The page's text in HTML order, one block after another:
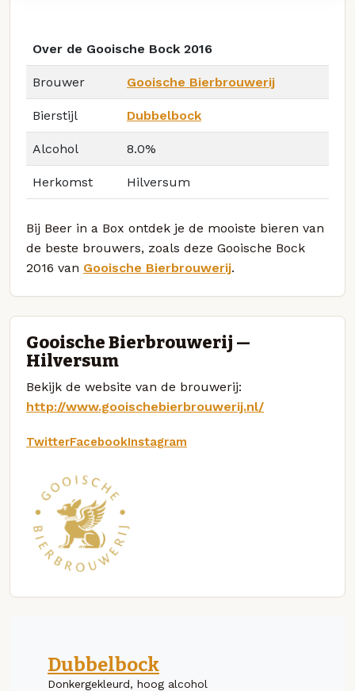
Over de Gooische Bock 2016
Brouwer Gooische Bierbrouwerij
Bierstijl Dubbelbock
Alcohol 8.0%
Herkomst Hilversum
Bij Beer in a Box ontdek je de mooiste bieren van
de beste brouwers, zoals deze Gooische Bock
2016 van Gooische Bierbrouwerij.
Gooische Bierbrouwerij —
Hilversum
Bekijk de website van de brouwerij:
http://www.gooischebierbrouwerij.nl/
TwitterFacebookInstagram
Dubbelbock
Donkergekleurd, hoog alcohol